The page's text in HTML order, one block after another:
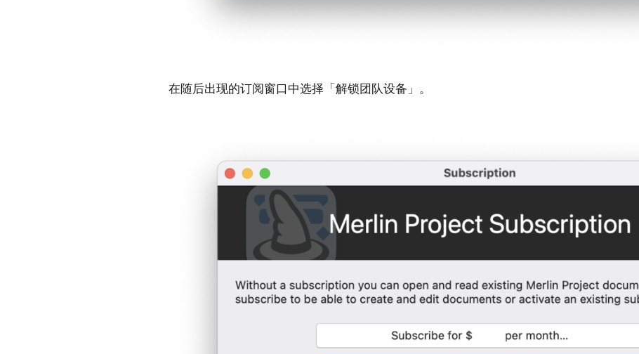
在随后出现的订阅窗口中选择「解锁团队设备」。